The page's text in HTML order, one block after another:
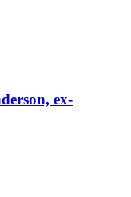
ex-